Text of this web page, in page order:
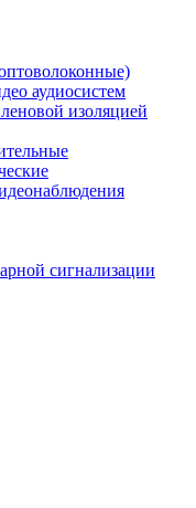
аудиосистем
изоляцией
сигнализации